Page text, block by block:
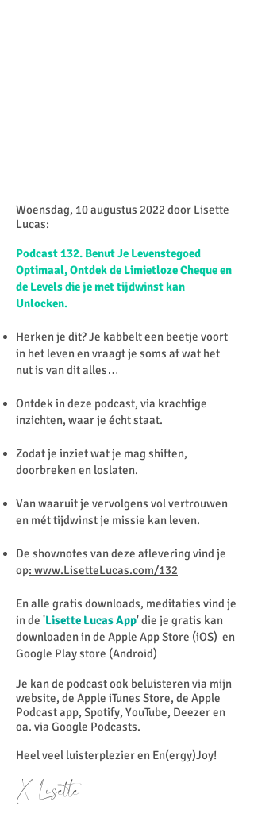
Woensdag, 10 augustus 2022 door Lisette
Lucas:​
Podcast 132. Benut Je Levenstegoed
Optimaal, Ontdek de Limietloze Cheque en
de Levels die je met tijdwinst kan
Unlocken.
Herken je dit? Je kabbelt een beetje voort
in het leven en vraagt je soms af wat het
nut is van dit alles…
Ontdek in deze podcast, via krachtige
inzichten, waar je écht staat.
Zodat je inziet wat je mag shiften,
doorbreken en loslaten.
Van waaruit je vervolgens vol vertrouwen
en mét tijdwinst je missie kan leven.
De shownotes van deze aflevering vind je
op: www.LisetteLucas.com/132
En alle gratis downloads, meditaties vind je
in de 'Lisette Lucas App' die je gratis kan
downloaden in de Apple App Store (iOS) en
Google Play store (Android)
Je kan de podcast ook beluisteren via mijn
website, de Apple iTunes Store, de Apple
Podcast app, Spotify, YouTube, Deezer en
oa. via Google Podcasts.
Heel veel luisterplezier en En(ergy)Joy!
X Lisette